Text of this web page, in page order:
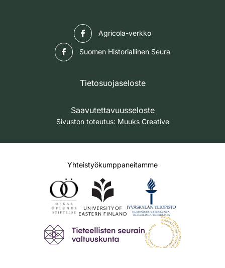
Agricola-verkko
Suomen Historiallinen Seura
Tietosuojaseloste
Saavutettavuusseloste
Sivuston toteutus: Muuks Creative
Yhteistyökumppaneitamme